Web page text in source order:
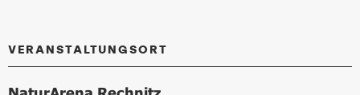
VERANSTALTUNGSORT